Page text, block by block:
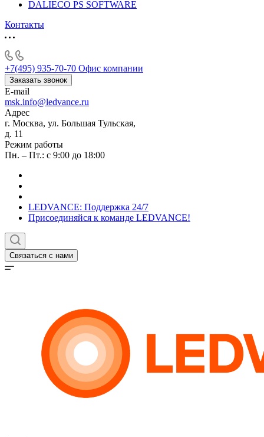
DALIECO PS SOFTWARE
Контакты
+7(495) 935-70-70 Офис компании
Заказать звонок
E-mail
msk.info@ledvance.ru
Адрес
г. Москва, ул. Большая Тульская,
д. 11
Режим работы
Пн. – Пт.: с 9:00 до 18:00
LEDVANCE: Поддержка 24/7
Присоединяйся к команде LEDVANCE!
Связаться с нами